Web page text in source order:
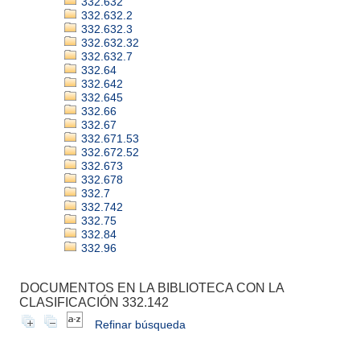
332.632.2
332.632.3
332.632.32
332.632.7
332.64
332.642
332.645
332.66
332.67
332.671.53
332.672.52
332.673
332.678
332.7
332.742
332.75
332.84
332.96
DOCUMENTOS EN LA BIBLIOTECA CON LA
CLASIFICACIÓN 332.142
Refinar búsqueda